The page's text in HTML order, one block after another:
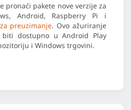
pronaći pakete nove verzije za
Android, Raspberry Pi i
preuzimanje. Ovo ažuriranje
biti dostupno u Android Play
i Windows trgovini.